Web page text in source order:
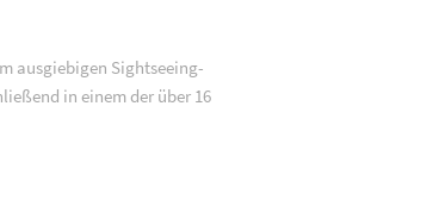
ausgiebigen Sightseeing-
in einem der über 16